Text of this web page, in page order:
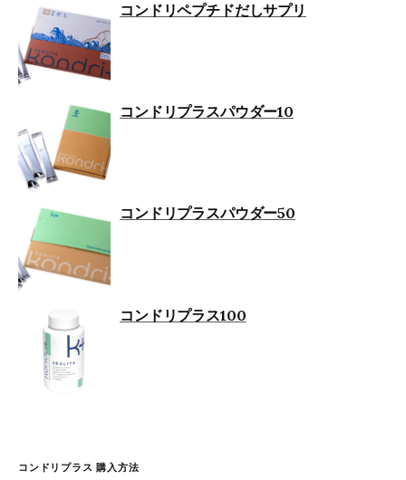
コンドリペプチドだしサプリ
コンドリプラスパウダー10
コンドリプラスパウダー50
コンドリプラス100
コンドリプラス 購入方法